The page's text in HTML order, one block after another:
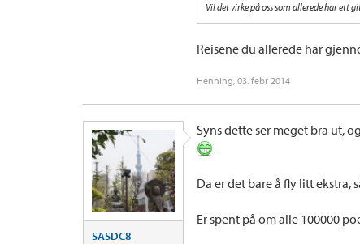
Vil det virke på oss som allerede har ett
Reisene du allerede har
Henning, 03. febr 2014
SASDC8
Syns dette ser meget bra ut,
Da er det bare å fly litt ekstra,
Er spent på om alle 100000